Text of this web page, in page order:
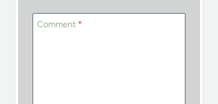
Comment *